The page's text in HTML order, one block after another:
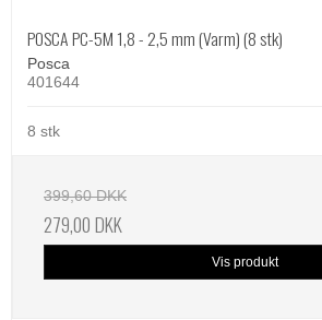
POSCA PC-5M 1,8 - 2,5 mm (Varm) (8 stk)
Posca
401644
8 stk
399,60 DKK
279,00 DKK
Vis produkt